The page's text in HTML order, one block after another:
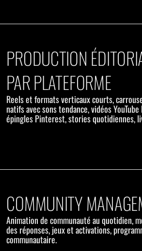
PRODUCTION
PAR PLATEFORME
Reels et formats verticaux courts,
natifs avec sons tendance, vidéos
épingles Pinterest, stories quotidiennes,
COMMUNITY
Animation de communauté au quotidien,
des réponses, jeux et activations,
communautaire.